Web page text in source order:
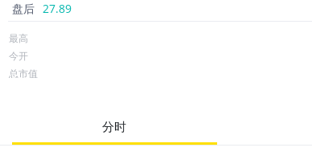
盘后 27.89
最高
今开
总市值
股息
分时